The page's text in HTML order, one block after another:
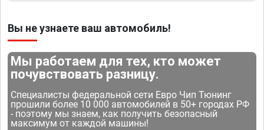
Вы не узнаете ваш автомобиль!
Мы работаем для тех, кто может
почувствовать разницу.
Специалисты федеральной сети Евро Чип Тюнинг
прошили более 10 000 автомобилей в 50+ городах РФ
- поэтому мы знаем, как получить безопасный
максимум от каждой машины!